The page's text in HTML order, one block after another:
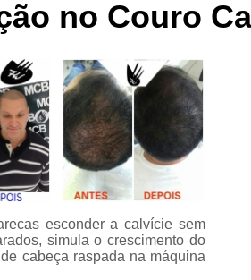
Curso de Micropigmentação
de Micropigmentação Santo André
Curso Micropigmentação
Curso Presencial de
Cursos de Micropigmentação
de Micropigmentação de Capilar
Micropigmentação Capilar com
Micropigmentação Capilar em Entradas
no Couro
esconder a calvície sem
simula o crescimento do
cabeça raspada na máquina